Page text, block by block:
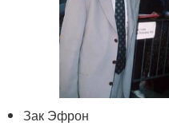
Зак Эфрон